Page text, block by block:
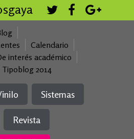
Calendario
interés académico
Tipoblog 2014
Sistemas
Revista